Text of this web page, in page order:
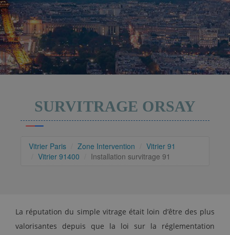
SURVITRAGE ORSAY
Vitrier Paris Zone Intervention
Vitrier 91
Vitrier 91400
Installation survitrage 91
La réputation du simple vitrage était loin d’être des plus
valorisantes depuis que la loi sur la réglementation